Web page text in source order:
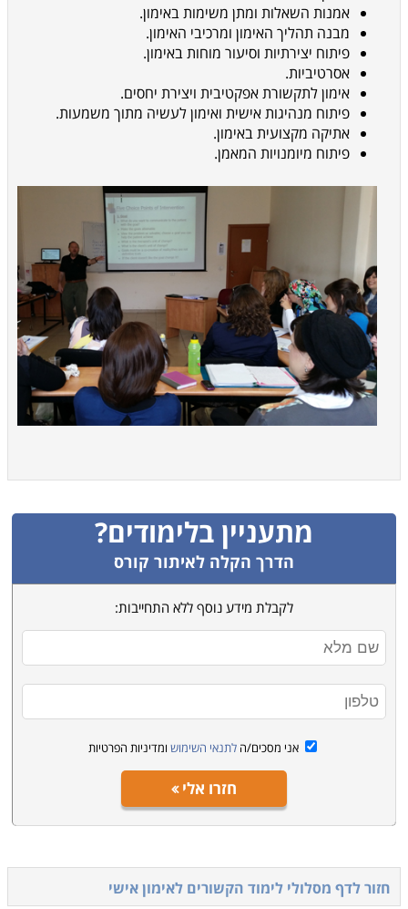
אמנות השאלות ומתן משימות באימון.
מבנה תהליך האימון ומרכיבי האימון.
פיתוח יצירתיות וסיעור מוחות באימון.
אסרטיביות.
אימון לתקשורת אפקטיבית ויצירת יחסים.
פיתוח מנהיגות אישית ואימון לעשיה מתוך משמעות.
אתיקה מקצועית באימון.
פיתוח מיומנויות המאמן.
מתעניין בלימודים?
הדרך הקלה לאיתור קורס
לקבלת מידע נוסף ללא התחייבות:
אני מסכים/ה לתנאי השימוש ומדיניות הפרטיות
חזרו אלי
חזור לדף מסלולי לימוד הקשורים לאימון אישי